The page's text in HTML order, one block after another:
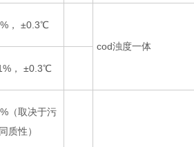
， ±0.3℃
cod浊度一体
， ±0.3℃
（取决于污
质性）